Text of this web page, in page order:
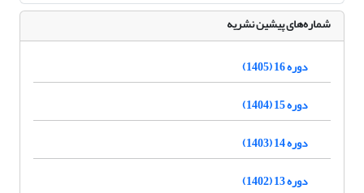
شماره‌های پیشین نشریه
دوره 16 (1405)
دوره 15 (1404)
دوره 14 (1403)
دوره 13 (1402)